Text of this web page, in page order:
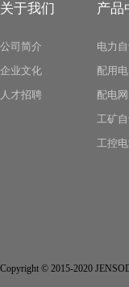
关于我们
公司简介
企业文化
人才招聘
产品
电力
配用
配电
工矿
工控
Copyright © 2015-2020